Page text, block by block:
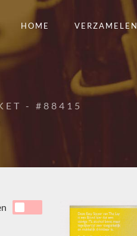
HOME VERZAMELEN
- #88415